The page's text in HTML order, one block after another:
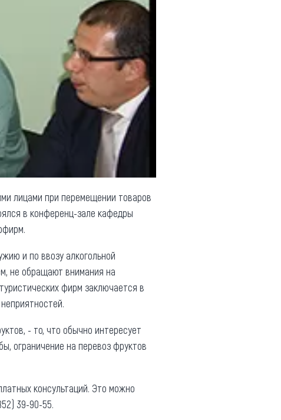
лицами при перемещении товаров
в конференц-зале кафедры
и по ввозу алкогольной
не обращают внимания на
фирм заключается в
- то, что обычно интересует
ограничение на перевоз фруктов
консультаций. Это можно
39-90-55.